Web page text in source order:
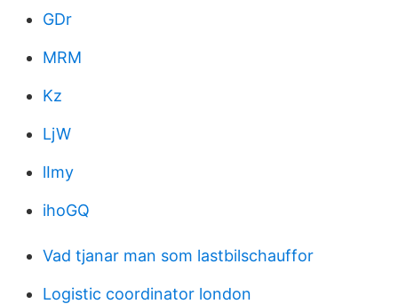
GDr
MRM
Kz
LjW
lImy
ihoGQ
Vad tjanar man som lastbilschauffor
Logistic coordinator london